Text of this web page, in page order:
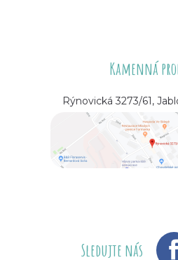
Kamenná
Rýnovická 3273/61,
Sledujte nás